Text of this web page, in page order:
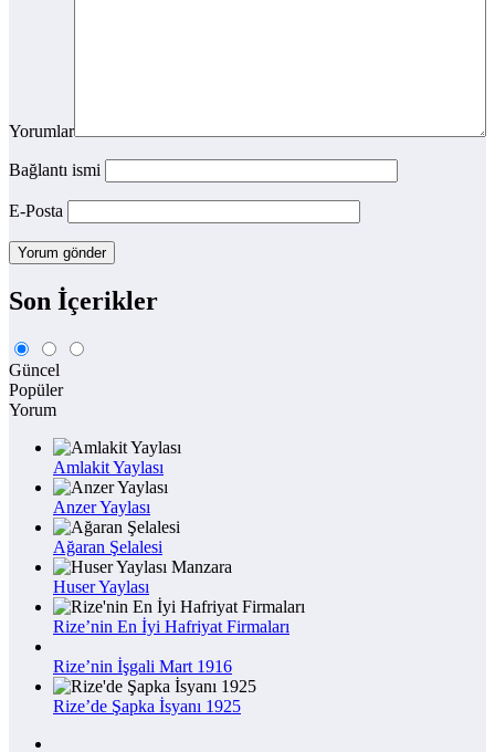
Yorumlar
Bağlantı ismi
E-Posta
Son İçerikler
Güncel
Popüler
Yorum
Amlakit Yaylası
Anzer Yaylası
Ağaran Şelalesi
Huser Yaylası
Rize’nin En İyi Hafriyat Firmaları
Rize’nin İşgali Mart 1916
Rize’de Şapka İsyanı 1925